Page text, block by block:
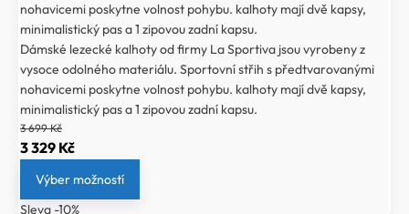
nohavicemi poskytne volnost pohybu. kalhoty mají dvě kapsy,
minimalistický pas a 1 zipovou zadní kapsu.
Dámské lezecké kalhoty od firmy La Sportiva jsou vyrobeny z
vysoce odolného materiálu. Sportovní střih s předtvarovanými
nohavicemi poskytne volnost pohybu. kalhoty mají dvě kapsy,
minimalistický pas a 1 zipovou zadní kapsu.
3 699Kč
Původní
cena
byla:
3 329 KčAktuální
cena
Výber možností
Sleva -10%